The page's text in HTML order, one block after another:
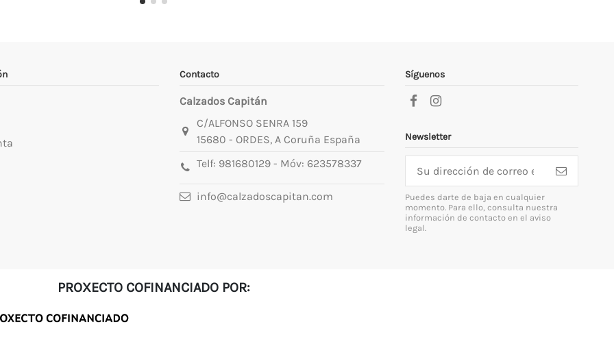
Contacto
Calzados Capitán
C/ALFONSO SENRA 159
15680 - ORDES, A Coruña España
Telf: 981680129- Móv: 623578337
info@calzadoscapitan.com
Síguenos
Newsletter
Puedes darte de baja en cualquier
momento. Para ello, consulta nuestra
información de contacto en el aviso
legal.
PROXECTO COFINANCIADO POR: